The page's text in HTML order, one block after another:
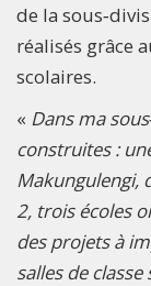
de la
réalisés grâce
scolaires.
« Dans ma
construites :
Makungulengi,
2, trois écoles
des projets à
salles de